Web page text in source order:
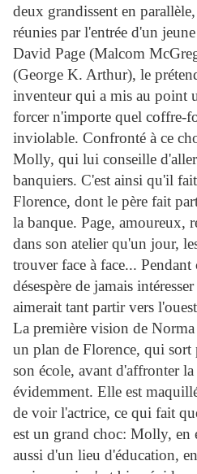
deux grandissent en
réunies par l'entrée d'un
David Page (Malcom
(George K. Arthur), le
inventeur qui a mis au point
forcer n'importe quel coffre-
inviolable. Confronté à ce
Molly, qui lui conseille d'aller
banquiers. C'est ainsi qu'il
Florence, dont le père fait
la banque. Page, amoureux,
dans son atelier qu'un jour,
trouver face à face...
désespère de jamais
aimerait tant partir vers
La première vision de
un plan de Florence, qui sort
son école, avant d'affronter
évidemment. Elle est
de voir l'actrice, ce qui fait
est un grand choc: Molly, en
aussi d'un lieu d'éducation,